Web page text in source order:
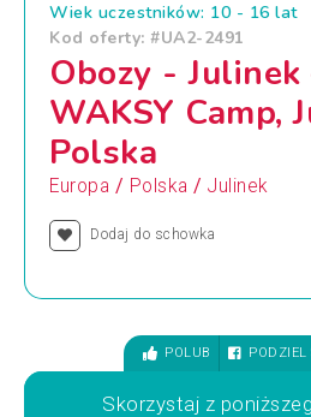
Wiek uczestników: 10 - 16 lat
Kod oferty: #UA2-2491
Obozy - Julinek
WAKSY Camp,
Polska
Europa / Polska / Julinek
Dodaj do schowka
POLUB PODZIEL
Skorzystaj z